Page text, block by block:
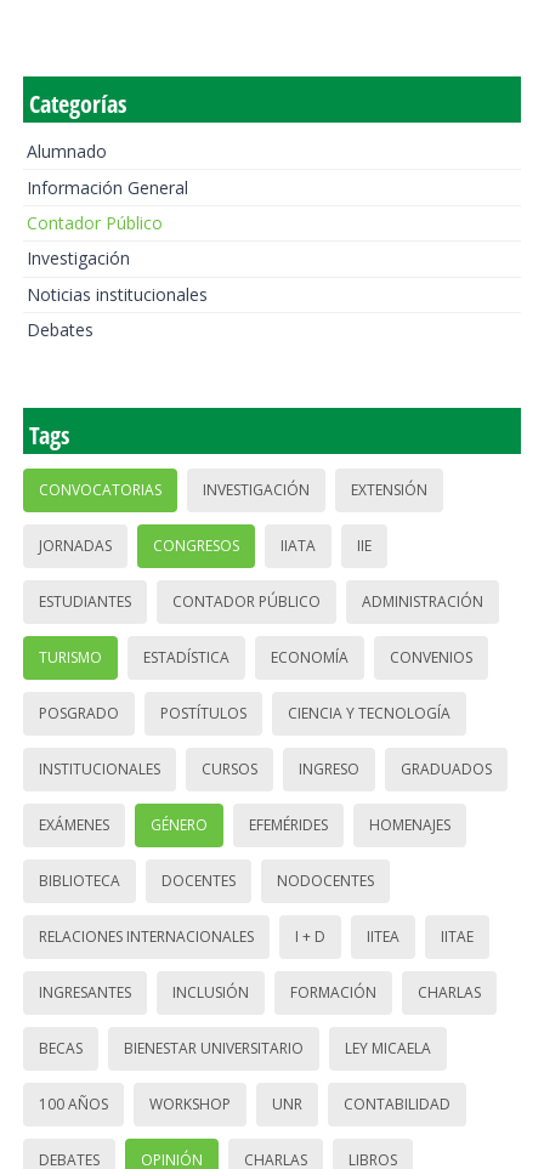
Categorías
Alumnado
Información General
Contador Público
Investigación
Noticias institucionales
Debates
Tags
CONVOCATORIAS INVESTIGACIÓN EXTENSIÓN
JORNADAS CONGRESOS IIATA IIE
ESTUDIANTES CONTADOR PÚBLICO ADMINISTRACIÓN
TURISMO ESTADÍSTICA ECONOMÍA CONVENIOS
POSGRADO POSTÍTULOS CIENCIA Y TECNOLOGÍA
INSTITUCIONALES CURSOS INGRESO GRADUADOS
EXÁMENES GÉNERO EFEMÉRIDES HOMENAJES
BIBLIOTECA DOCENTES NODOCENTES
RELACIONES INTERNACIONALES I + D IITEA IITAE
INGRESANTES INCLUSIÓN FORMACIÓN CHARLAS
BECAS BIENESTAR UNIVERSITARIO LEY MICAELA
100 AÑOS WORKSHOP UNR CONTABILIDAD
DEBATES OPINIÓN CHARLAS LIBROS